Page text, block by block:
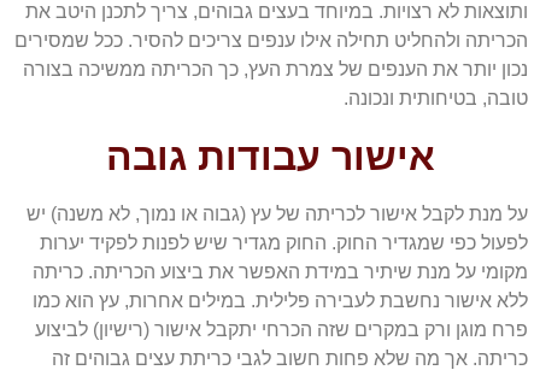
ותוצאות לא רצויות. במיוחד בעצים גבוהים, צריך לתכנן היטב את
הכריתה ולהחליט תחילה אילו ענפים צריכים להסיר. ככל שמסירים
נכון יותר את הענפים של צמרת העץ, כך הכריתה ממשיכה בצורה
טובה, בטיחותית ונכונה.
אישור עבודות גובה
על מנת לקבל אישור לכריתה של עץ (גבוה או נמוך, לא משנה) יש
לפעול כפי שמגדיר החוק. החוק מגדיר שיש לפנות לפקיד יערות
מקומי על מנת שיתיר במידת האפשר את ביצוע הכריתה. כריתה
ללא אישור נחשבת לעבירה פלילית. במילים אחרות, עץ הוא כמו
פרח מוגן ורק במקרים שזה הכרחי יתקבל אישור (רישיון) לביצוע
כריתה. אך מה שלא פחות חשוב לגבי כריתת עצים גבוהים זה